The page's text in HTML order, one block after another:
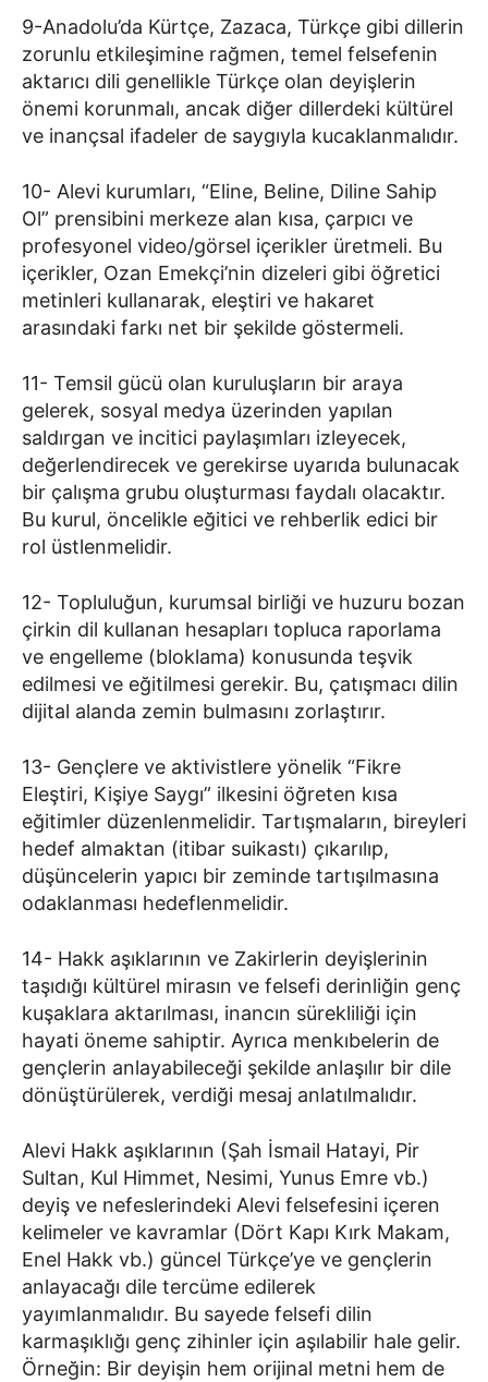
9-Anadolu’da Kürtçe, Zazaca, Türkçe gibi dillerin
zorunlu etkileşimine rağmen, temel felsefenin
aktarıcı dili genellikle Türkçe olan deyişlerin
önemi korunmalı, ancak diğer dillerdeki kültürel
ve inançsal ifadeler de saygıyla kucaklanmalıdır.
10- Alevi kurumları, “Eline, Beline, Diline Sahip
Ol” prensibini merkeze alan kısa, çarpıcı ve
profesyonel video/görsel içerikler üretmeli. Bu
içerikler, Ozan Emekçi’nin dizeleri gibi öğretici
metinleri kullanarak, eleştiri ve hakaret
arasındaki farkı net bir şekilde göstermeli.
11- Temsil gücü olan kuruluşların bir araya
gelerek, sosyal medya üzerinden yapılan
saldırgan ve incitici paylaşımları izleyecek,
değerlendirecek ve gerekirse uyarıda bulunacak
bir çalışma grubu oluşturması faydalı olacaktır.
Bu kurul, öncelikle eğitici ve rehberlik edici bir
rol üstlenmelidir.
12- Topluluğun, kurumsal birliği ve huzuru bozan
çirkin dil kullanan hesapları topluca raporlama
ve engelleme (bloklama) konusunda teşvik
edilmesi ve eğitilmesi gerekir. Bu, çatışmacı dilin
dijital alanda zemin bulmasını zorlaştırır.
13- Gençlere ve aktivistlere yönelik “Fikre
Eleştiri, Kişiye Saygı” ilkesini öğreten kısa
eğitimler düzenlenmelidir. Tartışmaların, bireyleri
hedef almaktan (itibar suikastı) çıkarılıp,
düşüncelerin yapıcı bir zeminde tartışılmasına
odaklanması hedeflenmelidir.
14- Hakk aşıklarının ve Zakirlerin deyişlerinin
taşıdığı kültürel mirasın ve felsefi derinliğin genç
kuşaklara aktarılması, inancın sürekliliği için
hayati öneme sahiptir. Ayrıca menkıbelerin de
gençlerin anlayabileceği şekilde anlaşılır bir dile
dönüştürülerek, verdiği mesaj anlatılmalıdır.
Alevi Hakk aşıklarının (Şah İsmail Hatayi, Pir
Sultan, Kul Himmet, Nesimi, Yunus Emre vb.)
deyiş ve nefeslerindeki Alevi felsefesini içeren
kelimeler ve kavramlar (Dört Kapı Kırk Makam,
Enel Hakk vb.) güncel Türkçe’ye ve gençlerin
anlayacağı dile tercüme edilerek
yayımlanmalıdır. Bu sayede felsefi dilin
karmaşıklığı genç zihinler için aşılabilir hale gelir.
Örneğin: Bir deyişin hem orijinal metni hem de